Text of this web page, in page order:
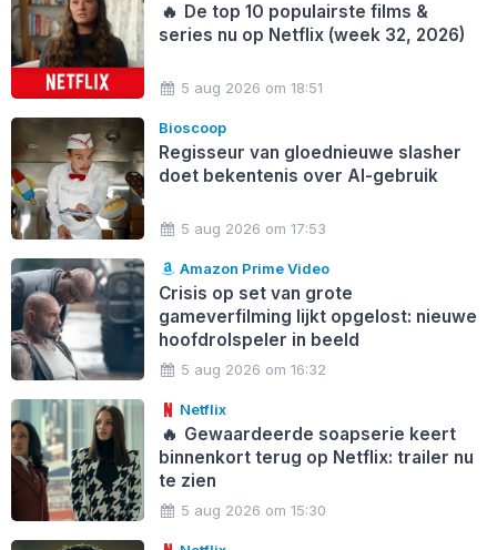
🔥 De top 10 populairste films &
series nu op Netflix (week 32, 2026)
5 aug 2026 om 18:51
Bioscoop
Regisseur van gloednieuwe slasher
doet bekentenis over AI-gebruik
5 aug 2026 om 17:53
Amazon Prime Video
Crisis op set van grote
gameverfilming lijkt opgelost: nieuwe
hoofdrolspeler in beeld
5 aug 2026 om 16:32
Netflix
🔥 Gewaardeerde soapserie keert
binnenkort terug op Netflix: trailer nu
te zien
5 aug 2026 om 15:30